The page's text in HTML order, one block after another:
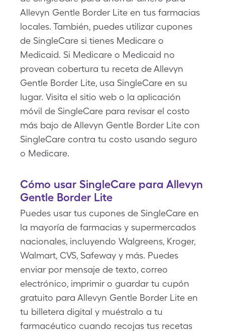
Allevyn Gentle Border Lite en tus farmacias
locales. También, puedes utilizar cupones
de SingleCare si tienes Medicare o
Medicaid. Si Medicare o Medicaid no
provean cobertura tu receta de Allevyn
Gentle Border Lite, usa SingleCare en su
lugar. Visita el sitio web o la aplicación
móvil de SingleCare para revisar el costo
más bajo de Allevyn Gentle Border Lite con
SingleCare contra tu costo usando seguro
o Medicare.
Cómo usar SingleCare para Allevyn
Gentle Border Lite
Puedes usar tus cupones de SingleCare en
la mayoría de farmacias y supermercados
nacionales, incluyendo Walgreens, Kroger,
Walmart, CVS, Safeway y más. Puedes
enviar por mensaje de texto, correo
electrónico, imprimir o guardar tu cupón
gratuito para Allevyn Gentle Border Lite en
tu billetera digital y muéstralo a tu
farmacéutico cuando recojas tus recetas